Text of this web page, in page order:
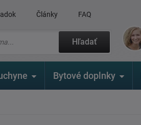
Články FAQ
Hľadať
Bytové doplnky